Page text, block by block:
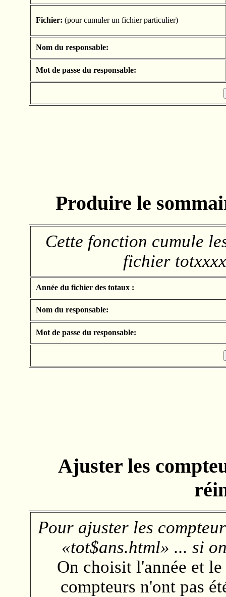
Fichier: (pour cumuler un fichier particulier)
Nom du responsable:
Mot de passe du responsable:
Produire le
Cette fonction cumule
fichier
Année du fichier des totaux :
Nom du responsable:
Mot de passe du responsable:
Ajuster les
Pour ajuster les
«tot$ans.html» ... si
On choisit l'année et
compteurs n'ont pas